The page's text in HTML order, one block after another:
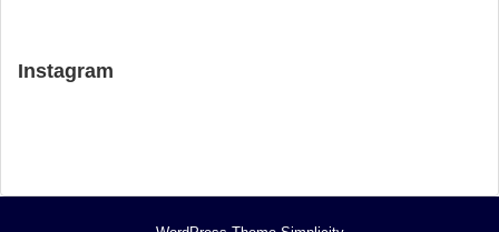
Instagram